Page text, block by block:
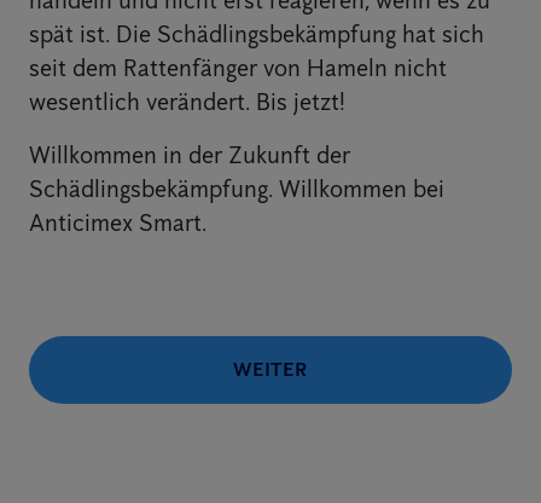
spät ist. Die Schädlingsbekämpfung hat sich
seit dem Rattenfänger von Hameln nicht
wesentlich verändert. Bis jetzt!
Willkommen in der Zukunft der
Schädlingsbekämpfung. Willkommen bei
Anticimex Smart.
WEITER